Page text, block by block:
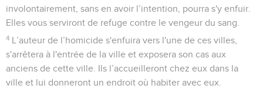
involontairement, sans en avoir l’intention, pourra s'y enfuir.
Elles vous serviront de refuge contre le vengeur du sang.
4 L’auteur de l’homicide s'enfuira vers l'une de ces villes,
s'arrêtera à l'entrée de la ville et exposera son cas aux
anciens de cette ville. Ils l’accueilleront chez eux dans la
ville et lui donneront un endroit où habiter avec eux.